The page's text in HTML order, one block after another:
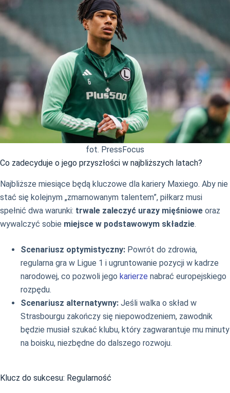
fot. PressFocus
Co zadecyduje o jego przyszłości w najbliższych latach?
Najbliższe miesiące będą kluczowe dla kariery Maxiego. Aby nie
stać się kolejnym „zmarnowanym talentem”, piłkarz musi
spełnić dwa warunki: trwale zaleczyć urazy mięśniowe oraz
wywalczyć sobie miejsce w podstawowym składzie.
Scenariusz optymistyczny: Powrót do zdrowia,
regularna gra w Ligue 1 i ugruntowanie pozycji w kadrze
narodowej, co pozwoli jego karierze nabrać europejskiego
rozpędu.
Scenariusz alternatywny: Jeśli walka o skład w
Strasbourgu zakończy się niepowodzeniem, zawodnik
będzie musiał szukać klubu, który zagwarantuje mu minuty
na boisku, niezbędne do dalszego rozwoju.
Klucz do sukcesu: Regularność